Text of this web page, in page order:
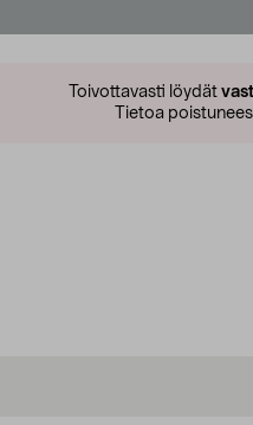
Toivottavasti löydät
Tietoa